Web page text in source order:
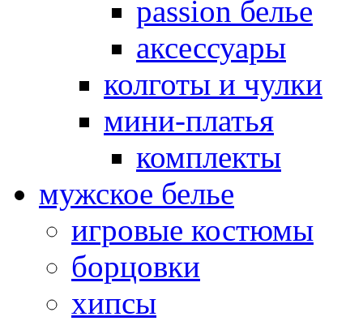
passion белье
аксессуары
колготы и чулки
мини-платья
комплекты
мужское белье
игровые костюмы
борцовки
хипсы